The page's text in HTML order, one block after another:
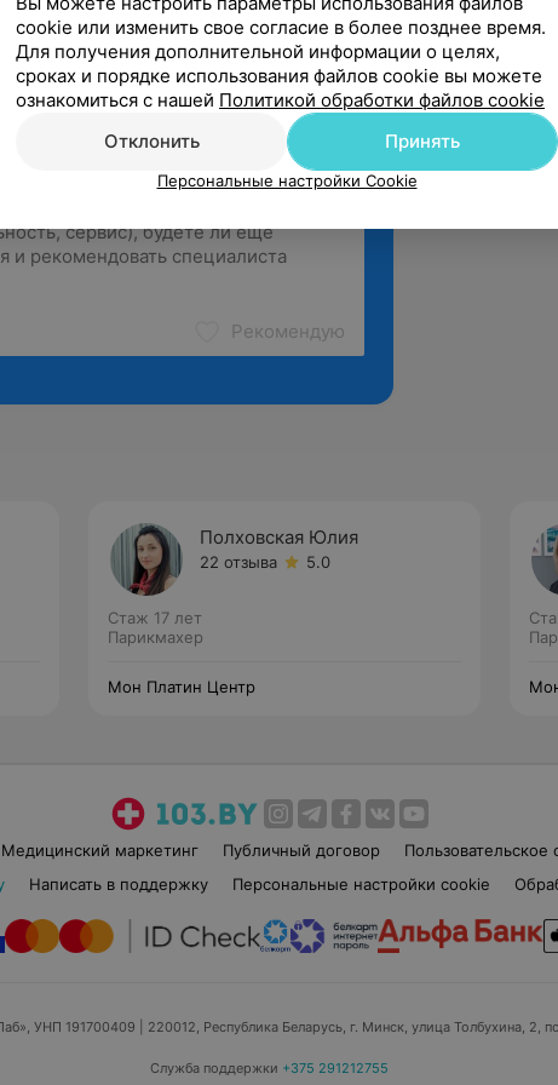
Рекомендую
Полховская Юлия
22 отзыва 5.0
Стаж 17 лет
Парикмахер
Мон Платин Центр
Медицинский маркетинг Публичный договор Пользовательское
Написать в поддержку Персональные настройки cookie
УНП 191700409 | 220012, Республика Беларусь, г. Минск, улица Толбухина, 2,
Служба поддержки +375 291212755
cookie или изменить свое согласие в более позднее время.
Для получения дополнительной информации о целях,
сроках и порядке использования файлов cookie вы можете
ознакомиться с нашей Политикой обработки файлов cookie
Отклонить
Принять
Персональные настройки Cookie